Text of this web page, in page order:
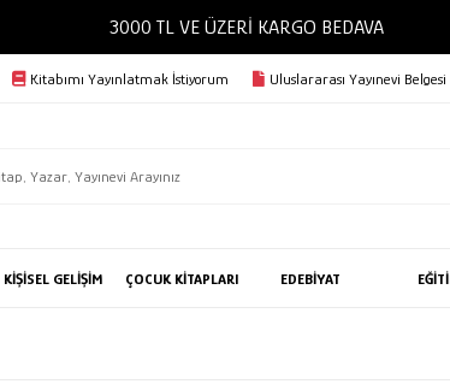
3000 TL VE ÜZERİ KARGO BEDAVA
Kitabımı Yayınlatmak İstiyorum Uluslararası Yayınevi
KİŞİSEL GELİŞİM ÇOCUK KİTAPLARI EDEBİYAT